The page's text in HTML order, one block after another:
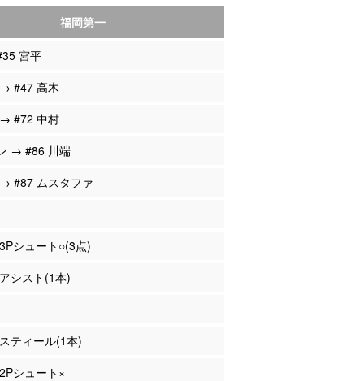
福岡第一
宮平
#47 高木
#72 中村
→ #86 川端
#87 ムスタファ
シュート○(3点)
シスト(1本)
ティール(1本)
シュート×